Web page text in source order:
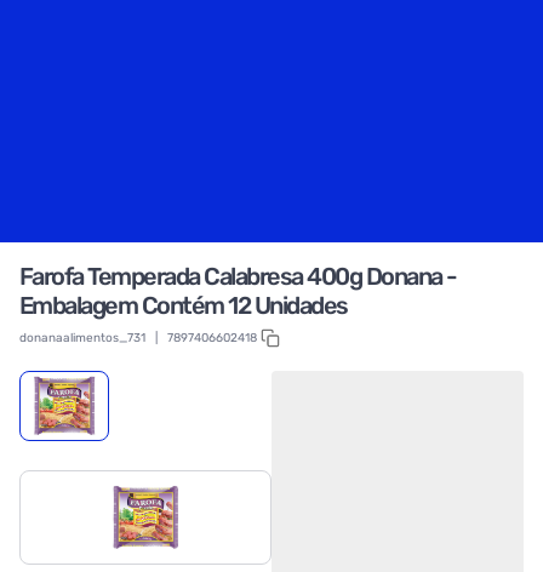
Farofa Temperada Calabresa 400g Donana -
Embalagem Contém 12 Unidades
donanaalimentos_731 7897406602418